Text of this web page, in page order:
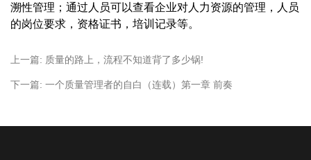
溯性管理；通过人员可以查看企业对人力资源的管理，人员
的岗位要求，资格证书，培训记录等。
上一篇: 质量的路上，流程不知道背了多少锅!
下一篇: 一个质量管理者的自白（连载）第一章 前奏